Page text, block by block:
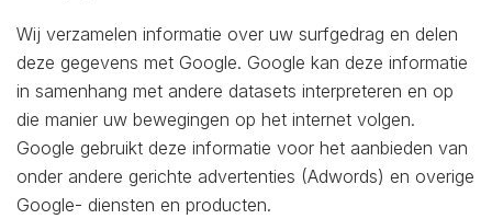
Wij verzamelen informatie over uw surfgedrag en delen
deze gegevens met Google. Google kan deze informatie
in samenhang met andere datasets interpreteren en op
die manier uw bewegingen op het internet volgen.
Google gebruikt deze informatie voor het aanbieden van
onder andere gerichte advertenties (Adwords) en overige
Google- diensten en producten.